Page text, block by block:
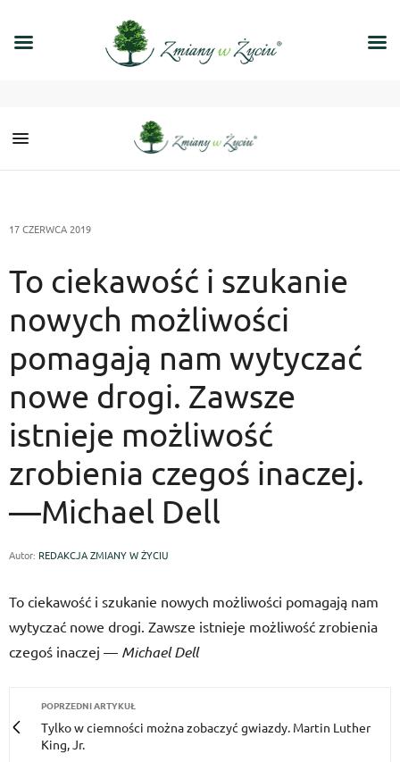
17 CZERWCA 2019
To ciekawość i szukanie
nowych możliwości
pomagają nam wytyczać
nowe drogi. Zawsze
istnieje możliwość
zrobienia czegoś inaczej.
—Michael Dell
Autor: REDAKCJA ZMIANY W ŻYCIU
To ciekawość i szukanie nowych możliwości pomagają nam
wytyczać nowe drogi. Zawsze istnieje możliwość zrobienia
czegoś inaczej — Michael Dell
POPRZEDNI ARTYKUŁ
Tylko w ciemności można zobaczyć gwiazdy. Martin Luther
King, Jr.